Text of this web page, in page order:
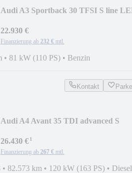
Audi A3 Sportback 30 TFSI S line
22.930 €
Finanzierung ab 232 € mtl.
• 81 kW (110 PS) • Benzin
Kontakt
Audi A4 Avant 35 TDI advanced S
26.430 €¹
Finanzierung ab 267 € mtl.
• 82.573 km • 120 kW (163 PS) • Diesel